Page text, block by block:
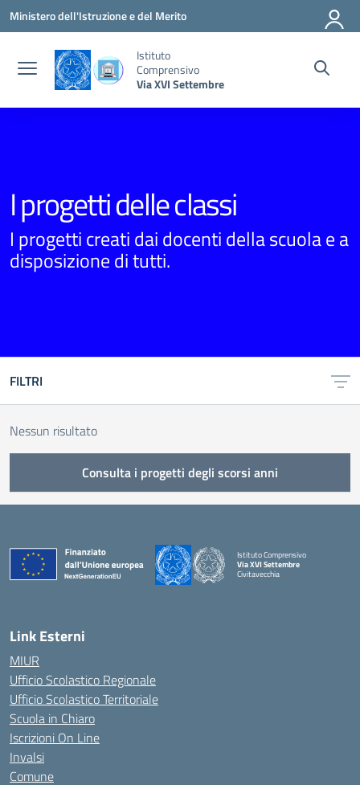
Vai ai contenuti
Vai al menu di navigazione
Vai al footer
Ministero dell'Istruzione e del Merito
Istituto
Comprensivo
Via XVI Settembre
I progetti delle classi
I progetti creati dai docenti della scuola e a
disposizione di tutti.
FILTRI
Nessun risultato
Consulta i progetti degli scorsi anni
Istituto Comprensivo
Via XVI Settembre
Civitavecchia
Link Esterni
MIUR
Ufficio Scolastico Regionale
Ufficio Scolastico Territoriale
Scuola in Chiaro
Iscrizioni On Line
Invalsi
Comune